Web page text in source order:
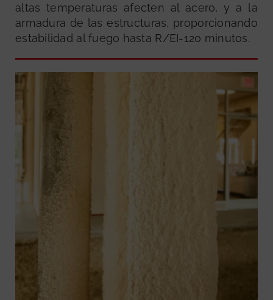
altas temperaturas afecten al acero, y a la
armadura de las estructuras, proporcionando
estabilidad al fuego hasta R/EI-120 minutos.